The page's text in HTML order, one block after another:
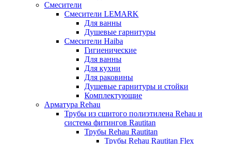
Смесители
Смесители LEMARK
Для ванны
Душевые гарнитуры
Смесители Haiba
Гигиенические
Для ванны
Для кухни
Для раковины
Душевые гарнитуры и стойки
Комплектующие
Арматура Rehau
Трубы из сшитого полиэтилена Rehau и
система фитингов Rautitan
Трубы Rehau Rautitan
Трубы Rehau Rautitan Flex